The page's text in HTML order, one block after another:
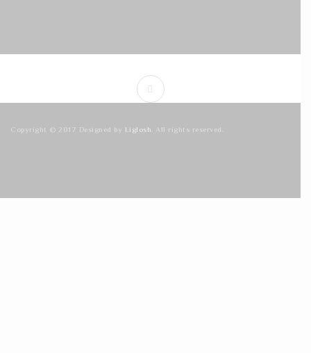
Copyright © 2017 Designed by Liglosh . All rights reserved.